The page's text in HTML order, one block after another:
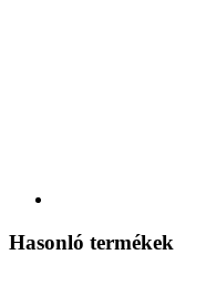
Hasonló termékek